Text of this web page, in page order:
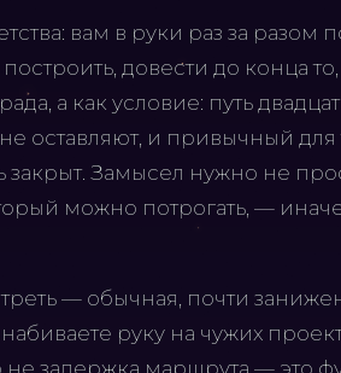
вам в руки раз за разом
довести до конца то,
а как условие: путь
оставляют, и привычный
Замысел нужно не
можно потрогать, —
— обычная, почти
руку на чужих